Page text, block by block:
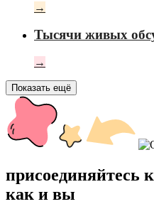
→
Тысячи живых
→
Показать ещё
присоединяйтесь
как и вы